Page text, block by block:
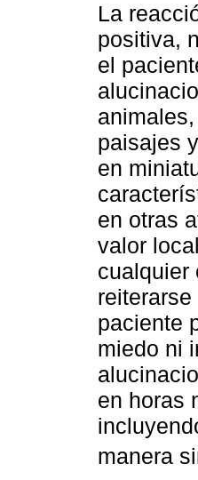
La
positiva,
el
paisajes
en
en otras
valor
cualquier
paciente
miedo ni
en horas
manera